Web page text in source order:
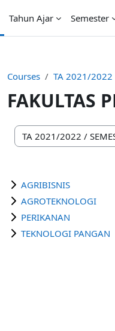
Tahun Ajar Semester
Courses TA 2021/2022
FAKULTAS
Course categories
AGRIBISNIS
AGROTEKNOLOGI
PERIKANAN
TEKNOLOGI PANGAN